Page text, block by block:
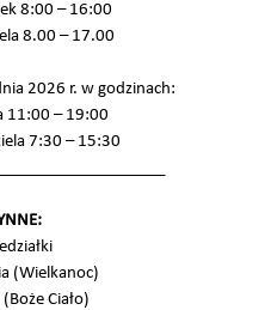
8:00 – 16:00
8.00 – 17.00
2026 r. w godzinach:
– 19:00
7:30 – 15:30
(Wielkanoc)
Ciało)